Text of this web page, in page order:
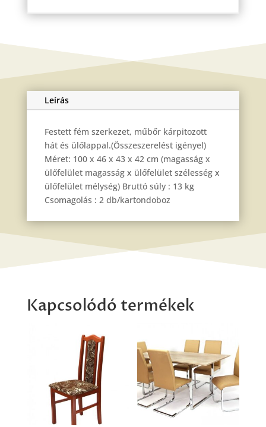
Leírás
Festett fém szerkezet, műbőr kárpitozott
hát és ülőlappal.(Összeszerelést igényel)
Méret: 100 x 46 x 43 x 42 cm (magasság x
ülőfelület magasság x ülőfelület szélesség x
ülőfelület mélység) Bruttó súly : 13 kg
Csomagolás : 2 db/kartondoboz
Kapcsolódó termékek